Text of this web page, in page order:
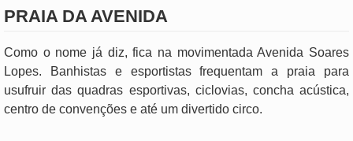
PRAIA DA AVENIDA
Como o nome já diz, fica na movimentada Avenida Soares
Lopes. Banhistas e esportistas frequentam a praia para
usufruir das quadras esportivas, ciclovias, concha acústica,
centro de convenções e até um divertido circo.